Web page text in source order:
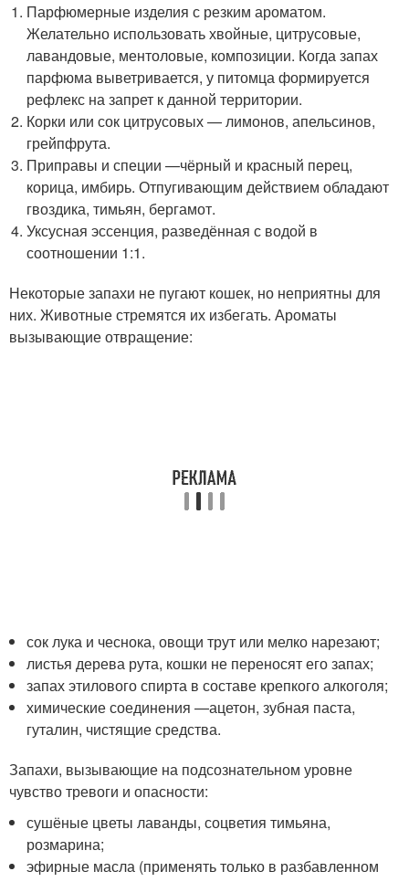
Парфюмерные изделия с резким ароматом.
Желательно использовать хвойные, цитрусовые,
лавандовые, ментоловые, композиции. Когда запах
парфюма выветривается, у питомца формируется
рефлекс на запрет к данной территории.
Корки или сок цитрусовых — лимонов, апельсинов,
грейпфрута.
Приправы и специи —чёрный и красный перец,
корица, имбирь. Отпугивающим действием обладают
гвоздика, тимьян, бергамот.
Уксусная эссенция, разведённая с водой в
соотношении 1:1.
Некоторые запахи не пугают кошек, но неприятны для
них. Животные стремятся их избегать. Ароматы
вызывающие отвращение:
сок лука и чеснока, овощи трут или мелко нарезают;
листья дерева рута, кошки не переносят его запах;
запах этилового спирта в составе крепкого алкоголя;
химические соединения —ацетон, зубная паста,
гуталин, чистящие средства.
Запахи, вызывающие на подсознательном уровне
чувство тревоги и опасности:
сушёные цветы лаванды, соцветия тимьяна,
розмарина;
эфирные масла (применять только в разбавленном